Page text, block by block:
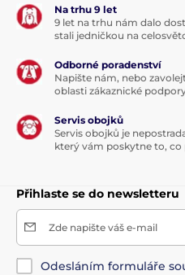
Na trhu 9 let
9 let na trhu nám dalo
stali jedničkou na
Odborné poradenství
Napište nám, nebo
oblasti zákaznické
Servis obojků
Servis obojků je
který vám poskytne to, co
Přihlaste se do newsletteru
Zde napište váš e-mail
Odesláním formuláře